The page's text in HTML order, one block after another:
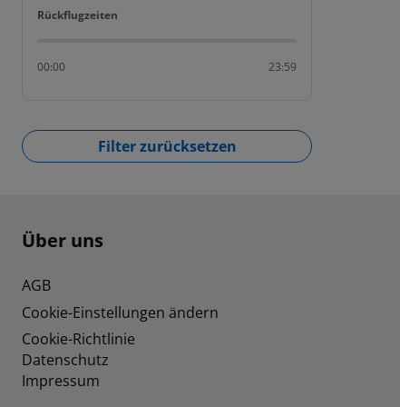
Rückflugzeiten
Rückflugzeiten
00:00 23:59
Filter zurücksetzen
Footer navigation
Über uns
AGB
Cookie-Einstellungen ändern
Cookie-Richtlinie
Datenschutz
Impressum